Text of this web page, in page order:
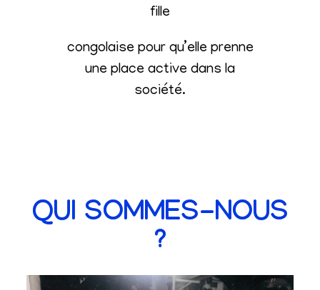
fille
congolaise pour qu’elle prenne
une place active dans la
société.
QUI SOMMES-NOUS
?